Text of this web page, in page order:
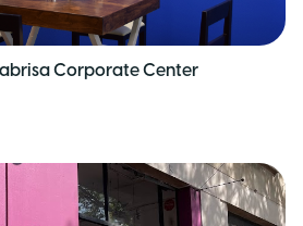
Corporate Center